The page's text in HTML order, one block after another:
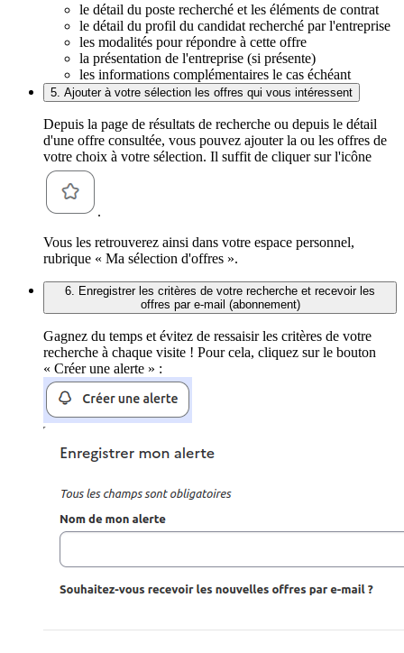
le détail du poste recherché et les éléments de contrat
le détail du profil du candidat recherché par l'entreprise
les modalités pour répondre à cette offre
la présentation de l'entreprise (si présente)
les informations complémentaires le cas échéant
5. Ajouter à votre sélection les offres qui vous intéressent
Depuis la page de résultats de recherche ou depuis le détail
d'une offre consultée, vous pouvez ajouter la ou les offres de
votre choix à votre sélection. Il suffit de cliquer sur l'icône
.
Vous les retrouverez ainsi dans votre espace personnel,
rubrique « Ma sélection d'offres ».
6. Enregistrer les critères de votre recherche et recevoir les
offres par e-mail (abonnement)
Gagnez du temps et évitez de ressaisir les critères de votre
recherche à chaque visite ! Pour cela, cliquez sur le bouton
« Créer une alerte » :